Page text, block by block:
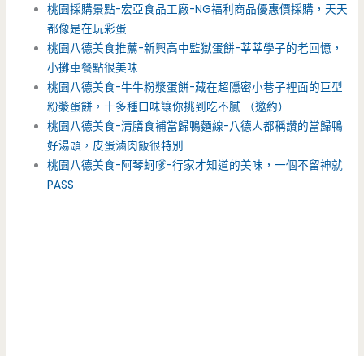
桃園採購景點-宏亞食品工廠-NG福利商品優惠價採購，天天
都像是在玩彩蛋
桃園八德美食推薦-新興高中監獄蛋餅-莘莘學子的老回憶，
小攤車餐點很美味
桃園八德美食-牛牛粉漿蛋餅-藏在超隱密小巷子裡面的巨型
粉漿蛋餅，十多種口味讓你挑到吃不膩 （邀約）
桃園八德美食-清膳食補當歸鴨麵線-八德人都稱讚的當歸鴨
好湯頭，皮蛋滷肉飯很特別
桃園八德美食-阿琴蚵嗲-行家才知道的美味，一個不留神就
PASS